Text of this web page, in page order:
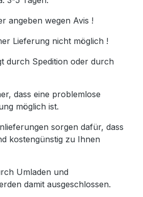
angeben wegen Avis !
Lieferung nicht möglich !
durch Spedition oder durch
dass eine problemlose
möglich ist.
sorgen dafür, dass
kostengünstig zu Ihnen
Umladen und
damit ausgeschlossen.